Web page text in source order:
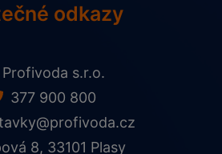
odkazy
Profivoda s.r.o.
377 900 800
8, 33101 Plasy